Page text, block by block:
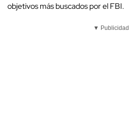
objetivos más buscados por el FBI.
▼ Publicidad